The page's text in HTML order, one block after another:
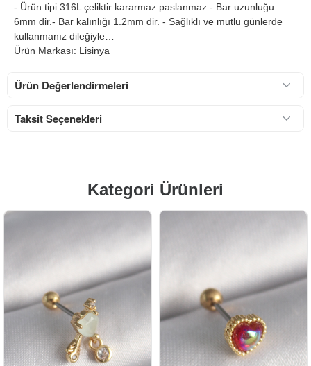
- Ürün tipi 316L çeliktir kararmaz paslanmaz.- Bar uzunluğu
6mm dir.- Bar kalınlığı 1.2mm dir. - Sağlıklı ve mutlu günlerde
kullanmanız dileğiyle…
Ürün Markası: Lisinya
Ürün Değerlendirmeleri
Taksit Seçenekleri
Kategori Ürünleri